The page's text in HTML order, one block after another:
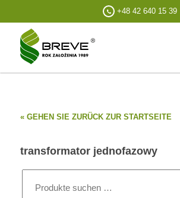
+48 42 640 15 39
« GEHEN SIE ZURÜCK ZUR STARTSEITE
transformator jednofazowy
nach: